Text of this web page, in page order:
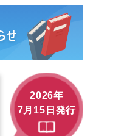
2026年
7月15日発行